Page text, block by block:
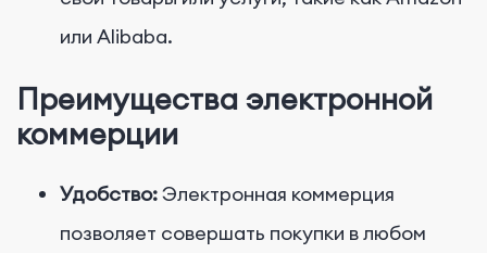
или Alibaba.
Преимущества электронной
коммерции
Удобство:Электронная коммерция
позволяет совершать покупки в любом